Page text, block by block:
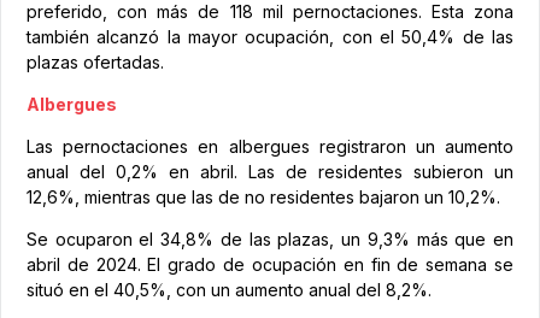
preferido, con más de 118 mil pernoctaciones. Esta zona
también alcanzó la mayor ocupación, con el 50,4% de las
plazas ofertadas.
Albergues
Las pernoctaciones en albergues registraron un aumento
anual del 0,2% en abril. Las de residentes subieron un
12,6%, mientras que las de no residentes bajaron un 10,2%.
Se ocuparon el 34,8% de las plazas, un 9,3% más que en
abril de 2024. El grado de ocupación en fin de semana se
situó en el 40,5%, con un aumento anual del 8,2%.